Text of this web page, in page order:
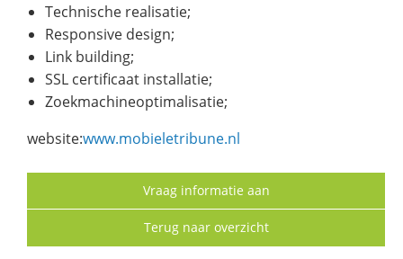
Technische realisatie;
Responsive design;
Link building;
SSL certificaat installatie;
Zoekmachineoptimalisatie;
website:www.mobieletribune.nl
Vraag informatie aan
Terug naar overzicht